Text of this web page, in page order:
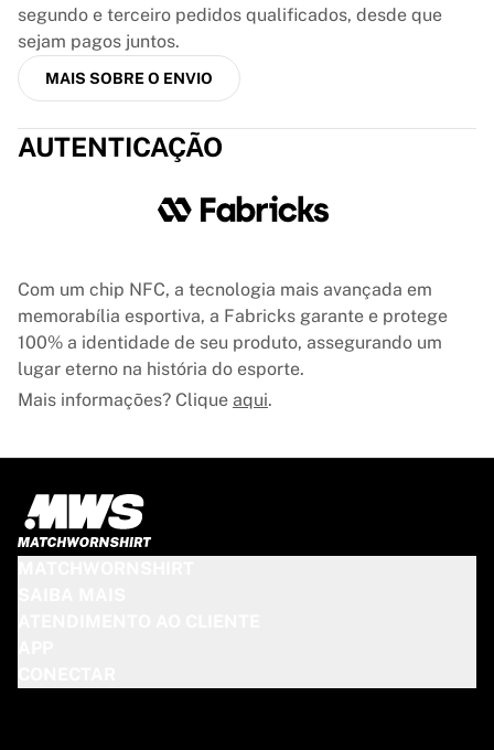
segundo e terceiro pedidos qualificados, desde que
sejam pagos juntos.
MAIS SOBRE O ENVIO
AUTENTICAÇÃO
Com um chip NFC, a tecnologia mais avançada em
memorabília esportiva, a Fabricks garante e protege
100% a identidade de seu produto, assegurando um
lugar eterno na história do esporte.
Mais informações? Clique aqui.